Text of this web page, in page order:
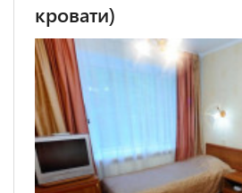
кровати)